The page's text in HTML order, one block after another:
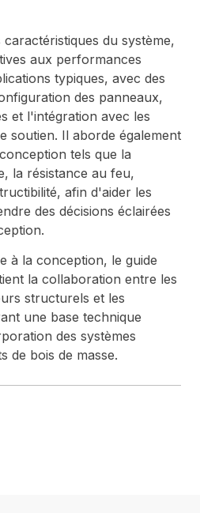
en bois,
avec
et
idées de
en bois et
programme
et
pour
conseils
accéder à
pratiques
du système,
aux performances
typiques, avec des
des panneaux,
et l'intégration avec les
soutien. Il aborde également
tels que la
la résistance au feu,
afin d'aider les
des décisions éclairées
à la conception, le guide
la collaboration entre les
structurels et les
une base technique
des systèmes
de bois de masse.